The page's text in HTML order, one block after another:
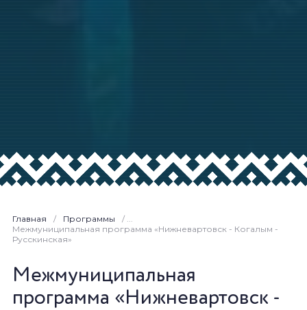
Главная / Программы
/ ...
Межмуниципальная программа «Нижневартовск - Когалым -
Русскинская»
Межмуниципальная
программа «Нижневартовск -